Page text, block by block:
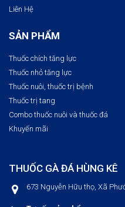
Liên Hệ
SẢN PHẨM
Thuốc chích tăng lực
Thuốc nhỏ tăng lực
Thuốc nuôi, thuốc trị bệnh​
Thuốc trị tang
Combo thuốc nuôi và thuốc đá
Khuyến mãi
THUỐC GÀ ĐÁ HÙNG KÊ
673 Nguyễn Hữu thọ, Xã